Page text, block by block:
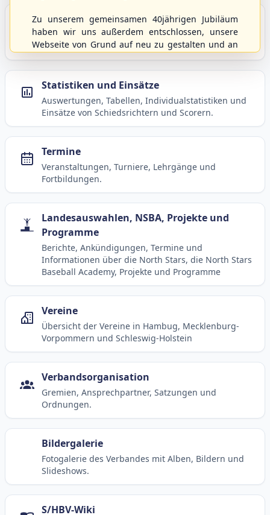
Spielbetrieb
Ligen, Spielpläne, Statistiken und Informationen
zum laufenden Spielbetrieb.
Statistiken und Einsätze
Auswertungen, Tabellen, Individualstatistiken und
Einsätze von Schiedsrichtern und Scorern.
Termine
Veranstaltungen, Turniere, Lehrgänge und
Fortbildungen.
Landesauswahlen, NSBA, Projekte und
Programme
Berichte, Ankündigungen, Termine und
Informationen über die North Stars, die North Stars
Baseball Academy, Projekte und Programme
Vereine
Übersicht der Vereine in Hambug, Mecklenburg-
Vorpommern und Schleswig-Holstein
Verbandsorganisation
Gremien, Ansprechpartner, Satzungen und
Ordnungen.
Bildergalerie
Fotogalerie des Verbandes mit Alben, Bildern und
Slideshows.
S/HBV-Wiki
Zu unserem gemeinsamen 40jährigen Jubiläum
haben wir uns außerdem entschlossen, unsere
Webseite von Grund auf neu zu gestalten und an
Dabei wurden die Nutzernamen und Kennworte
mit den Berechtigungen von der alten Homepage
hierher kopiert und sollten weiterhin
uneingeschränkt genutzt werden können.
gerne an die Verbandsadresse
schicken.